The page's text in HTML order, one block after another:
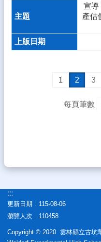
宣導
產估
1 2 3
每頁筆數
:::
更新日期
115-08-06
瀏覽人次
110458
Copyright © 2020 雲林縣立古坑